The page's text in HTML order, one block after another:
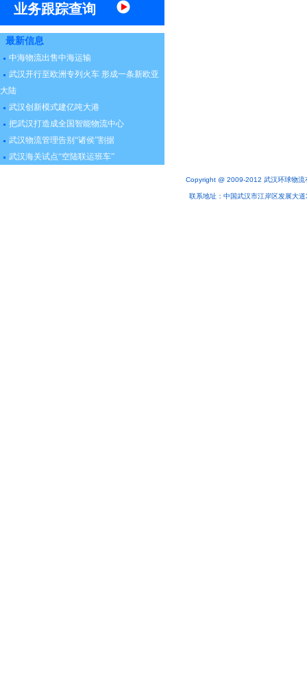
业务跟踪查询
最新信息
中海物流出售中海运输
武汉开行至欧洲专列火车 形成一条新欧亚
大陆
武汉创新模式建亿吨大港
把武汉打造成全国智能物流中心
武汉物流管理告别“诸侯”割据
武汉海关试点“空陆联运班车”
Copyright @ 2009-2012 武汉环球物
联系地址：中国武汉市江岸区发展